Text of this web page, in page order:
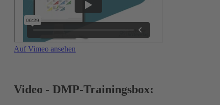
Auf Vimeo ansehen
Video - DMP-Trainingsbox: